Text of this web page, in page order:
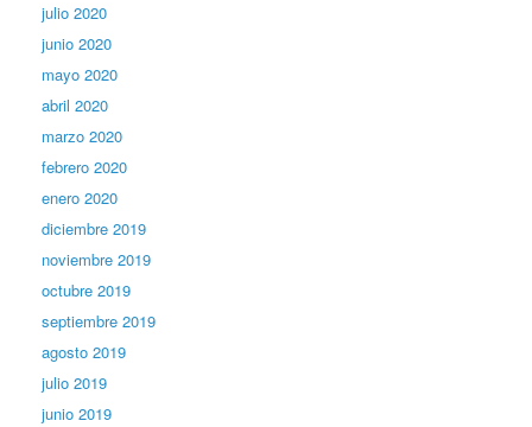
julio 2020
junio 2020
mayo 2020
abril 2020
marzo 2020
febrero 2020
enero 2020
diciembre 2019
noviembre 2019
octubre 2019
septiembre 2019
agosto 2019
julio 2019
junio 2019